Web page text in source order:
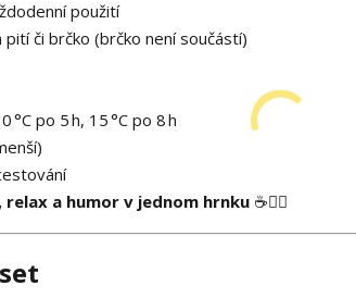
použití
pití či brčko (brčko není součástí)
po 5 h, 15 °C po 8 h
relax a humor v jednom hrnku ☕🧘‍♀️